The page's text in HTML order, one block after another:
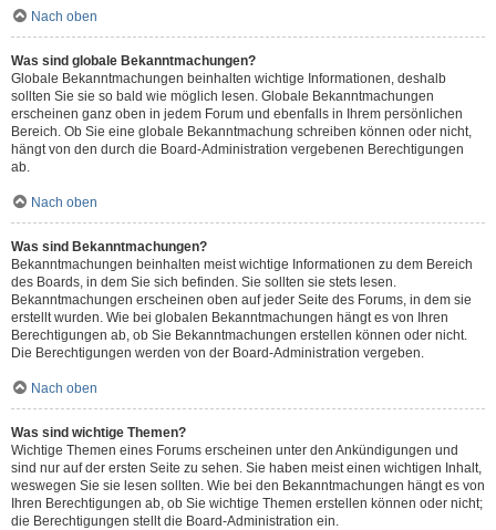
Nach oben
Was sind globale Bekanntmachungen?
Globale Bekanntmachungen beinhalten wichtige Informationen, deshalb
sollten Sie sie so bald wie möglich lesen. Globale Bekanntmachungen
erscheinen ganz oben in jedem Forum und ebenfalls in Ihrem persönlichen
Bereich. Ob Sie eine globale Bekanntmachung schreiben können oder nicht,
hängt von den durch die Board-Administration vergebenen Berechtigungen
ab.
Nach oben
Was sind Bekanntmachungen?
Bekanntmachungen beinhalten meist wichtige Informationen zu dem Bereich
des Boards, in dem Sie sich befinden. Sie sollten sie stets lesen.
Bekanntmachungen erscheinen oben auf jeder Seite des Forums, in dem sie
erstellt wurden. Wie bei globalen Bekanntmachungen hängt es von Ihren
Berechtigungen ab, ob Sie Bekanntmachungen erstellen können oder nicht.
Die Berechtigungen werden von der Board-Administration vergeben.
Nach oben
Was sind wichtige Themen?
Wichtige Themen eines Forums erscheinen unter den Ankündigungen und
sind nur auf der ersten Seite zu sehen. Sie haben meist einen wichtigen Inhalt,
weswegen Sie sie lesen sollten. Wie bei den Bekanntmachungen hängt es von
Ihren Berechtigungen ab, ob Sie wichtige Themen erstellen können oder nicht;
die Berechtigungen stellt die Board-Administration ein.